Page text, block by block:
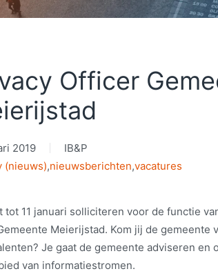
Officer
2019
IB&P
(nieuws),nieuwsberichten,vacatures
tot 11 januari solliciteren voor de functie
Meierijstad. Kom jij de gemeente
Je gaat de gemeente adviseren en
van informatiestromen.